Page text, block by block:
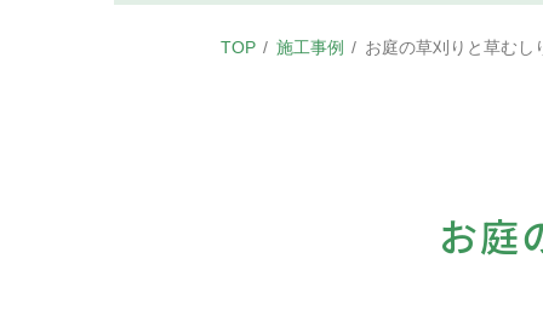
TOP 施工事例 お庭の草刈りと草むし
お庭